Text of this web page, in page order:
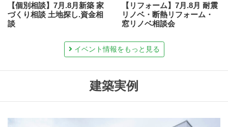
【個別相談】7月.8月新築 家
づくり相談 土地探し.資金相
談
【リフォーム】7月.8月 耐震
リノベ・断熱リフォーム・
窓リノベ相談会
イベント情報をもっと見る
建築実例